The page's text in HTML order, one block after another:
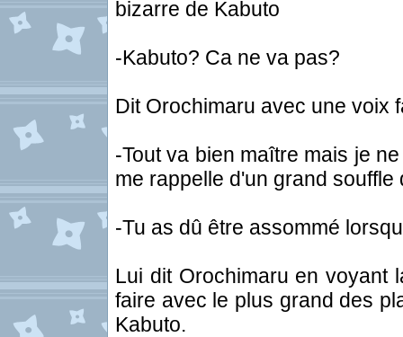
bizarre de Kabuto
-Kabuto? Ca ne va pas?
Dit Orochimaru avec une voix
-Tout va bien maître mais je
me rappelle d'un grand
-Tu as dû être assommé
Lui dit Orochimaru en voyant
faire avec le plus grand des
Kabuto.